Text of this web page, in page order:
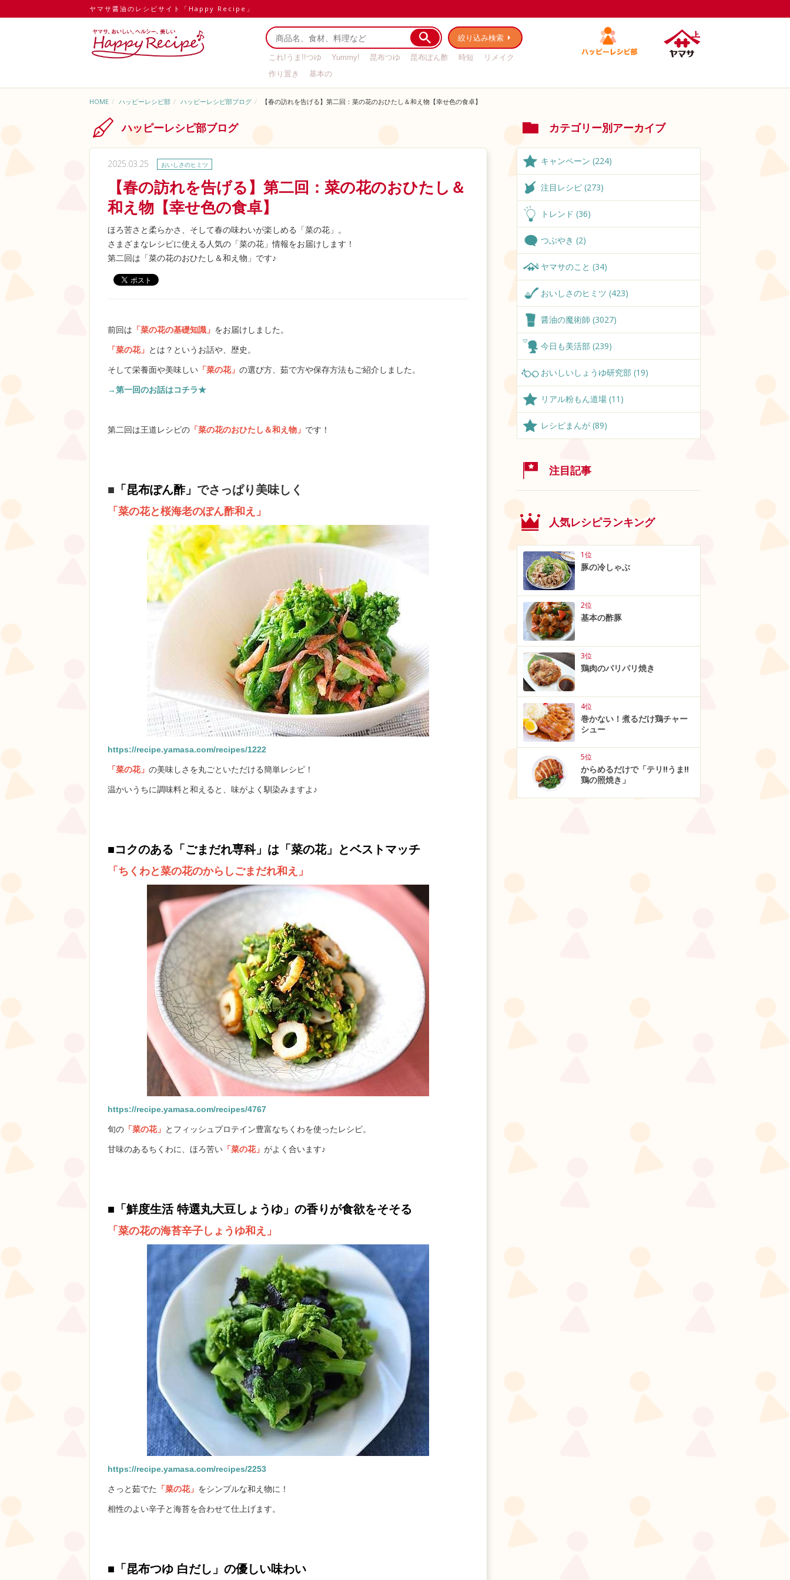
ヤマサ醤油のレシピサイト「Happy Recipe」
絞り込み検索
これ!うま!!つゆ Yummy! 昆布つゆ 昆布ぽん酢 時短
リメイク
作り置き
基本の
HOME ハッピーレシピ部 ハッピーレシピ部ブログ 【春の訪れを告げる】第二回：菜の花のおひたし＆和え物【幸せ色の食卓】
ハッピーレシピ部ブログ
2025.03.25 おいしさのヒミツ
【春の訪れを告げる】第二回：菜の花のおひたし＆
和え物【幸せ色の食卓】
ほろ苦さと柔らかさ、そして春の味わいが楽しめる「菜の花」。
さまざまなレシピに使える人気の「菜の花」情報をお届けします！
第二回は「菜の花のおひたし＆和え物」です♪
前回は 「菜の花の基礎知識」 をお届けしました。
「菜の花」 とは？というお話や、歴史。
そして栄養面や美味しい 「菜の花」 の選び方、茹で方や保存方法もご紹介しました。
→第一回のお話はコチラ★
第二回は王道レシピの 「菜の花のおひたし＆和え物」 です！
■ 「昆布ぽん酢」 でさっぱり美味しく
「菜の花と桜海老のぽん酢和え」
https://recipe.yamasa.com/recipes/1222
「菜の花」 の美味しさを丸ごといただける簡単レシピ！
温かいうちに調味料と和えると、味がよく馴染みますよ♪
■コクのある 「ごまだれ専科」 は「菜の花」とベストマッチ
「ちくわと菜の花のからしごまだれ和え」
https://recipe.yamasa.com/recipes/4767
旬の 「菜の花」 とフィッシュプロテイン豊富なちくわを使ったレシピ。
甘味のあるちくわに、ほろ苦い 「菜の花」 がよく合います♪
■ 「鮮度生活 特選丸大豆しょうゆ」 の香りが食欲をそそる
「菜の花の海苔辛子しょうゆ和え」
https://recipe.yamasa.com/recipes/2253
さっと茹でた 「菜の花」 をシンプルな和え物に！
相性のよい辛子と海苔を合わせて仕上げます。
■ 「昆布つゆ 白だし」 の優しい味わい
カテゴリー別アーカイブ
キャンペーン (224)
注目レシピ (273)
トレンド (36)
つぶやき (2)
ヤマサのこと (34)
おいしさのヒミツ (423)
醤油の魔術師 (3027)
今日も美活部 (239)
おいしいしょうゆ研究部 (19)
リアル粉もん道場 (11)
レシピまんが (89)
注目記事
人気レシピランキング
1位
豚の冷しゃぶ
2位
基本の酢豚
3位
鶏肉のパリパリ焼き
4位
巻かない！煮るだけ鶏チャー
シュー
5位
からめるだけで「テリ‼うま‼
鶏の照焼き」